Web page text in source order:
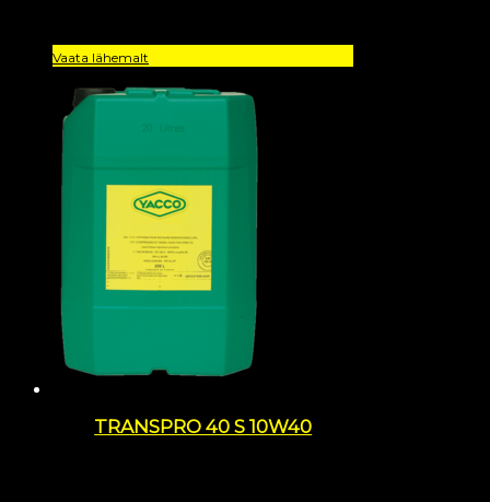
Vaata lähemalt
TRANSPRO 40 S 10W40